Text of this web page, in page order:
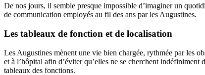
De nos jours, il semble presque impossible d’imaginer un
de communication employés au fil des ans par les Augustines.
Les tableaux de fonction et de localisation
Les Augustines mènent une vie bien chargée, rythmée par les
et à l’hôpital afin d’éviter qu’elles ne se cherchent
tableaux des fonctions.